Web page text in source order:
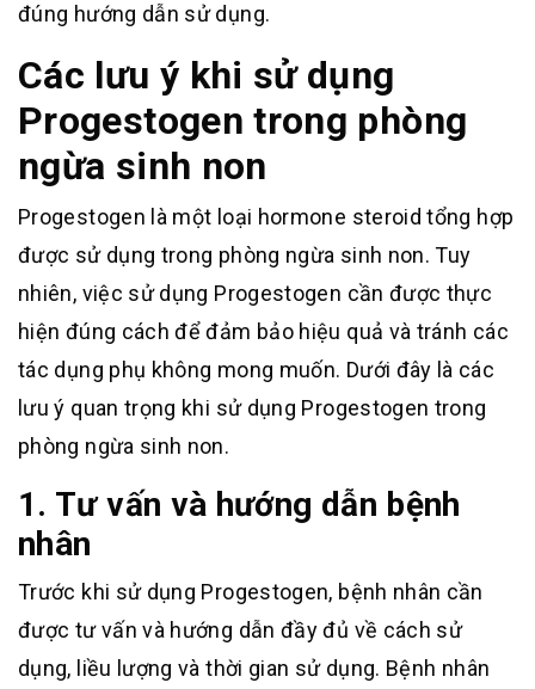
đúng hướng dẫn sử dụng.
Các lưu ý khi sử dụng
Progestogen trong phòng
ngừa sinh non
Progestogen là một loại hormone steroid tổng hợp
được sử dụng trong phòng ngừa sinh non. Tuy
nhiên, việc sử dụng Progestogen cần được thực
hiện đúng cách để đảm bảo hiệu quả và tránh các
tác dụng phụ không mong muốn. Dưới đây là các
lưu ý quan trọng khi sử dụng Progestogen trong
phòng ngừa sinh non.
1. Tư vấn và hướng dẫn bệnh
nhân
Trước khi sử dụng Progestogen, bệnh nhân cần
được tư vấn và hướng dẫn đầy đủ về cách sử
dụng, liều lượng và thời gian sử dụng. Bệnh nhân